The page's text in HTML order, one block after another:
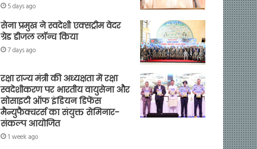
5 days ago
सेना प्रमुख ने स्वदेशी एक्सट्रीम वेदर
ग्रेड डीजल लॉन्च किया
7 days ago
रक्षा राज्य मंत्री की अध्यक्षता में रक्षा
स्वदेशीकरण पर भारतीय वायुसेना और
सोसाइटी ऑफ इंडियन डिफेंस
मैन्युफैक्चरर्स का संयुक्त सेमिनार-
संकल्प आयोजित
1 week ago